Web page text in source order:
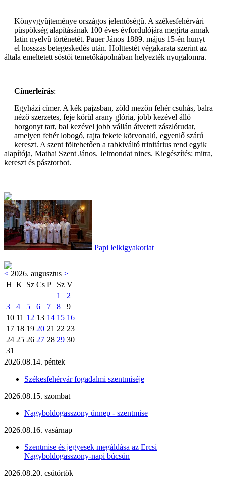
Könyvgyûjteménye országos jelentőségû. A székesfehérvári
püspökség alapításának 100 éves évfordulójára megírta annak
latin nyelvû történetét. Pauer János 1889. május 15-én hunyt
el hosszas betegeskedés után. Holttestét végakarata szerint az
általa emeltetett sóstói temetőkápolnában helyezték nyugalomra.
Címerleírás:
Egyházi címer. A kék pajzsban, zöld mezőn fehér csuhás, balra
néző szerzetes, feje körül arany glória, jobb kezével álló
horgonyt tart, bal kezével jobb vállán átvetett zászlórudat,
amelyen fehér lobogó, rajta fekete körvonalú, egyenlő szárú
kereszt. A szent föltehetően a rabkiváltó trinitárius rend egyik
alapítója, Mathai Szent János. Jelmondat nincs. Kiegészítés: mitra,
kereszt és pásztorbot.
Papi lelkigyakorlat
< 2026. augusztus >
H K Sz Cs P Sz V
1
2
3
4 5 6 7 8
9
10 11 12 13 14 15 16
17 18 19 20 21 22 23
24 25 26 27 28 29 30
31
2026.08.14. péntek
Székesfehérvár fogadalmi szentmiséje
2026.08.15. szombat
Nagyboldogasszony ünnep - szentmise
2026.08.16. vasárnap
Szentmise és jegyesek megáldása az Ercsi
Nagyboldogasszony-napi búcsún
2026.08.20. csütörtök